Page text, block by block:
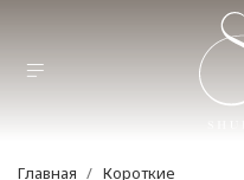
Главная Короткие